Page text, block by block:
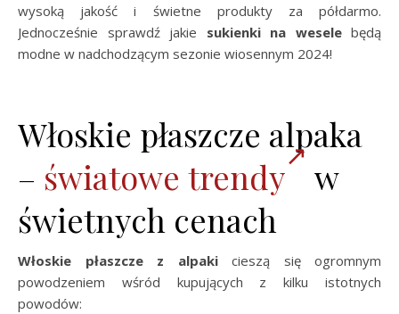
wysoką jakość i świetne produkty za półdarmo.
Jednocześnie sprawdź jakie sukienki na weselebędą
modne w nadchodzącym sezonie wiosennym 2024!
Włoskie płaszcze alpaka
– światowe trendy
w
świetnych cenach
Włoskie płaszcze z alpakicieszą się ogromnym
powodzeniem wśród kupujących z kilku istotnych
powodów: